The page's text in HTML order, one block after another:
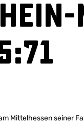
Mittelhessen seiner